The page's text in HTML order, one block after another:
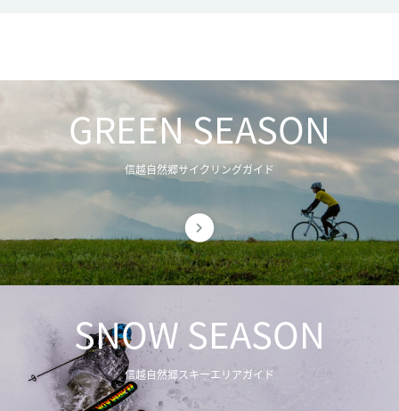
GREEN SEASON
信越自然郷サイクリングガイド
SNOW SEASON
信越自然郷スキーエリアガイド